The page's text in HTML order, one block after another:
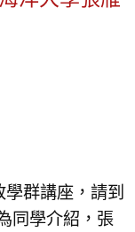
群講座，請到
同學介紹，張